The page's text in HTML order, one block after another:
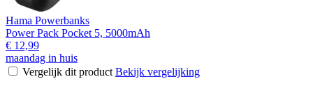
Hama Powerbanks
Power Pack Pocket 5, 5000mAh
€ 12,99
maandag in huis
Vergelijk dit product Bekijk vergelijking